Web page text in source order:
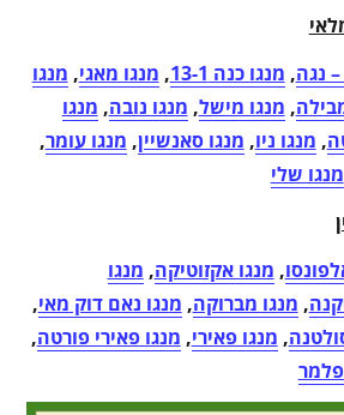
– נגה, מנגו כנה 13-1 , מנגו מאגי, מנגו
, מנגו מישל, מנגו נובה, מנגו
, מנגו ניו, מנגו סאנשיין, מנגו עומר,
מנגו שלי
, מנגו אקזוטיקה, מנגו
, מנגו מברוקה, מנגו נאם דוק מאי,
, מנגו פאירי, מנגו פאירי פורטה,
פלמר